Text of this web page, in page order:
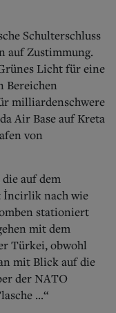
Schulterschluss
auf Zustimmung.
Licht für eine
Bereichen
milliardenschwere
Air Base auf Kreta
von
auf dem
İncirlik nach wie
stationiert
mit dem
Türkei, obwohl
mit Blick auf die
der NATO
...“